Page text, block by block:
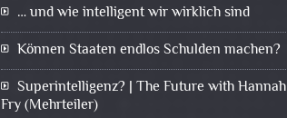
… und wie intelligent wir wirklich sind
Können Staaten endlos Schulden machen?
Superintelligenz? | The Future with Hannah
Fry (Mehrteiler)